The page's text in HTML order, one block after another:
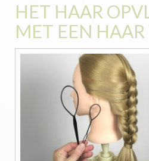
HET HAAR
MET EEN